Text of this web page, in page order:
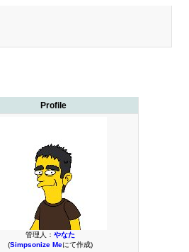
Profile
管理人： やなた
(Simpsonize Meにて作成)